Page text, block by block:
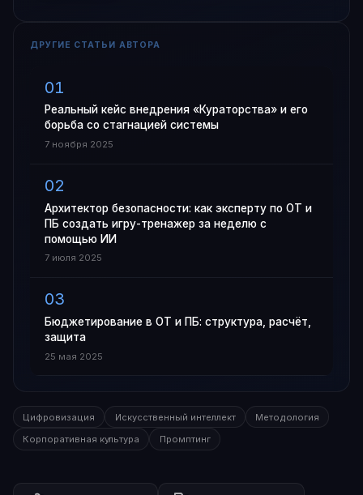
ДРУГИЕ СТАТЬИ АВТОРА
Реальный кейс внедрения «Кураторства» и его
борьба со стагнацией системы
7 ноября 2025
Архитектор безопасности: как эксперту по ОТ и
ПБ создать игру-тренажер за неделю с
помощью ИИ
7 июля 2025
Бюджетирование в ОТ и ПБ: структура, расчёт,
защита
25 мая 2025
Цифровизация Искусственный интеллект
Методология
Корпоративная культура
Промптинг